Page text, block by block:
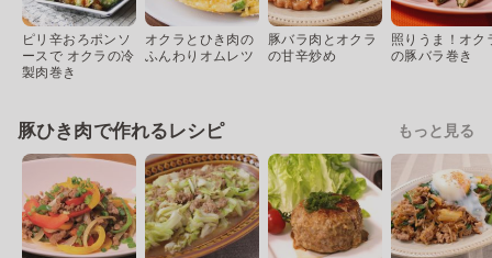
ピリ辛おろポンソ
ースで オクラの冷
製肉巻き
オクラとひき肉の
ふんわりオムレツ
豚バラ肉とオクラ
の甘辛炒め
照りうま！オク
の豚バラ巻き
豚ひき肉で作れるレシピ もっと見る